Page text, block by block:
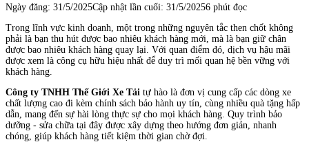
Ngày đăng: 31/5/2025Cập nhật lần cuối: 31/5/20256 phút đọc
Trong lĩnh vực kinh doanh, một trong những nguyên tắc then chốt không
phải là bạn thu hút được bao nhiêu khách hàng mới, mà là bạn giữ chân
được bao nhiêu khách hàng quay lại. Với quan điểm đó, dịch vụ hậu mãi
được xem là công cụ hữu hiệu nhất để duy trì mối quan hệ bền vững với
khách hàng.
Công ty TNHH Thế Giới Xe Tải tự hào là đơn vị cung cấp các dòng xe
chất lượng cao đi kèm chính sách bảo hành uy tín, cùng nhiều quà tặng hấp
dẫn, mang đến sự hài lòng thực sự cho mọi khách hàng. Quy trình bảo
dưỡng - sửa chữa tại đây được xây dựng theo hướng đơn giản, nhanh
chóng, giúp khách hàng tiết kiệm thời gian chờ đợi.